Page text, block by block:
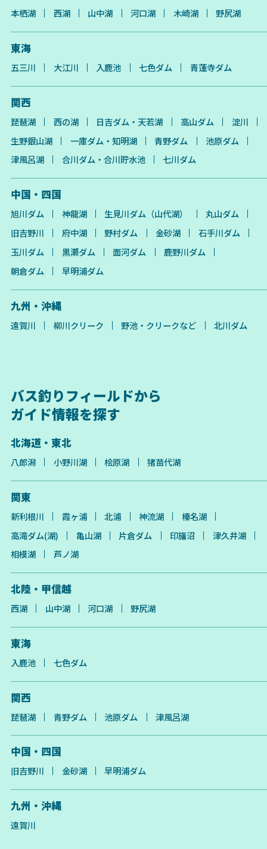
本栖湖 西湖 山中湖 河口湖 木崎湖 野尻湖
東海
五三川 大江川 入鹿池 七色ダム 青蓮寺ダム
関西
琵琶湖 西の湖 日吉ダム・天若湖 高山ダム
淀川
生野銀山湖
一庫ダム・知明湖 青野ダム
池原ダム
津風呂湖
合川ダム・合川貯水池 七川ダム
中国・四国
旭川ダム 神龍湖 生見川ダム（山代湖）
丸山ダム
旧吉野川
府中湖 野村ダム 金砂湖
石手川ダム
玉川ダム
黒瀬ダム 面河ダム
鹿野川ダム
朝倉ダム
早明浦ダム
九州・沖縄
遠賀川 柳川クリーク 野池・クリークなど 北川ダム
バス釣りフィールドから
ガイド情報を探す
北海道・東北
八郎潟 小野川湖 桧原湖 猪苗代湖
関東
新利根川 霞ヶ浦 北浦 神流湖
榛名湖
高滝ダム(湖)
亀山湖 片倉ダム 印旛沼
津久井湖
相模湖
芦ノ湖
北陸・甲信越
西湖 山中湖 河口湖 野尻湖
東海
入鹿池 七色ダム
関西
琵琶湖 青野ダム 池原ダム 津風呂湖
中国・四国
旧吉野川 金砂湖 早明浦ダム
九州・沖縄
遠賀川